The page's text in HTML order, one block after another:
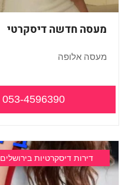
מעסה חדשה דיסקרטי
מעסה אלופה
053-4596390
דירות דיסקרטיות בירושלים